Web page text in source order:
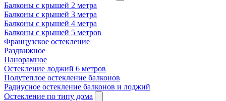
Балконы с крышей 2 метра
Балконы с крышей 3 метра
Балконы с крышей 4 метра
Балконы с крышей 5 метров
Французское остекление
Раздвижное
Панорамное
Остекление лоджий 6 метров
Полутеплое остекление балконов
Радиусное остекление балконов и лоджий
Остекление по типу дома